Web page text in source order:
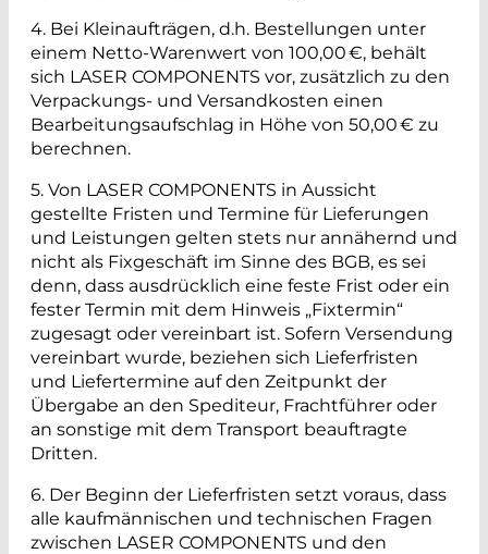
4. Bei Kleinaufträgen, d.h. Bestellungen unter
einem Netto-Warenwert von 100,00 €, behält
sich LASER COMPONENTS vor, zusätzlich zu den
Verpackungs- und Versandkosten einen
Bearbeitungsaufschlag in Höhe von 50,00 € zu
berechnen.
5. Von LASER COMPONENTS in Aussicht
gestellte Fristen und Termine für Lieferungen
und Leistungen gelten stets nur annähernd und
nicht als Fixgeschäft im Sinne des BGB, es sei
denn, dass ausdrücklich eine feste Frist oder ein
fester Termin mit dem Hinweis „Fixtermin“
zugesagt oder vereinbart ist. Sofern Versendung
vereinbart wurde, beziehen sich Lieferfristen
und Liefertermine auf den Zeitpunkt der
Übergabe an den Spediteur, Frachtführer oder
an sonstige mit dem Transport beauftragte
Dritten.
6. Der Beginn der Lieferfristen setzt voraus, dass
alle kaufmännischen und technischen Fragen
zwischen LASER COMPONENTS und den